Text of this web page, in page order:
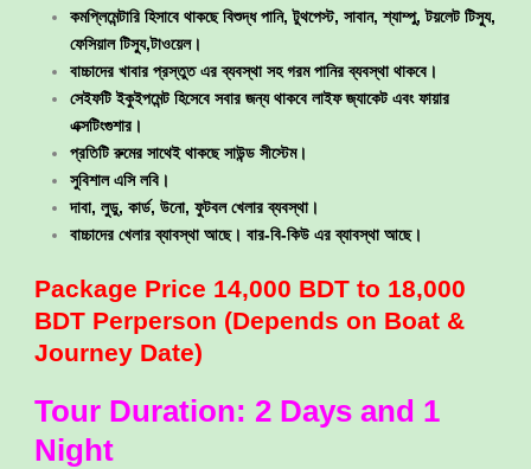
কমপ্লিমেন্টারি হিসাবে থাকছে বিশুদ্ধ পানি, টুথপেস্ট, সাবান, শ্যাম্পু, টয়লেট টিস্যু,
ফেসিয়াল টিস্যু,টাওয়েল।
বাচ্চাদের খাবার প্রস্তুত এর ব্যবস্থা সহ গরম পানির ব্যবস্থা থাকবে।
সেইফটি ইকুইপমেন্ট হিসেবে সবার জন্য থাকবে লাইফ জ্যাকেট এবং ফায়ার
এক্সটিংগুশার।
প্রতিটি রুমের সাথেই থাকছে সাউন্ড সীস্টেম।
সুবিশাল এসি লবি।
দাবা, লুডু, কার্ড, উনো, ফুটবল খেলার ব্যবস্থা।
বাচ্চাদের খেলার ব্যাবস্থা আছে। বার-বি-কিউ এর ব্যাবস্থা আছে।
Package Price 14,000 BDT to 18,000
BDT Perperson (Depends on Boat &
Journey Date)
Tour Duration: 2 Days and 1
Night